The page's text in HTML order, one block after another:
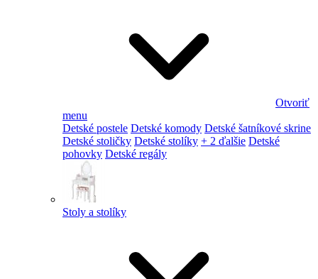
Otvoriť
menu
Detské postele Detské komody Detské šatníkové skrine
Detské stoličky Detské stolíky + 2 ďalšie Detské
pohovky Detské regály
Stoly a stolíky